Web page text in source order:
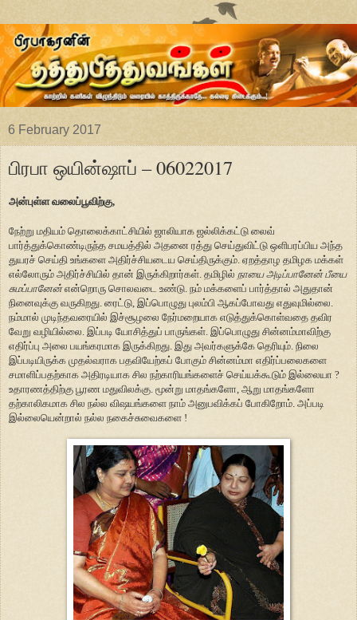
6 February 2017
பிரபா ஒயின்ஷாப் – 06022017
அன்புள்ள வலைப்பூவிற்கு,
நேற்று மதியம் தொலைக்காட்சியில் ஜாலியாக ஜல்லிக்கட்டு லைவ்
பார்த்துக்கொண்டிருந்த சமயத்தில் அதனை ரத்து செய்துவிட்டு ஒளிபரப்பிய அந்த
துயரச் செய்தி உங்களை அதிர்ச்சியடைய செய்திருக்கும். ஏறத்தாழ தமிழக மக்கள்
எல்லோரும் அதிர்ச்சியில் தான் இருக்கிறார்கள். தமிழில் நாயை அடிப்பானேன் பீயை
சுமப்பானேன்என்றொரு சொலவடை உண்டு. நம் மக்களைப் பார்த்தால் அதுதான்
நினைவுக்கு வருகிறது. ரைட்டு, இப்பொழுது புலம்பி ஆகப்போவது எதுவுமில்லை.
நம்மால் முடிந்தவரையில் இச்சூழலை நேர்மறையாக எடுத்துக்கொள்வதை தவிர
வேறு வழியில்லை. இப்படி யோசித்துப் பாருங்கள். இப்பொழுது சின்னம்மாவிற்கு
எதிர்ப்பு அலை பயங்கரமாக இருக்கிறது. இது அவர்களுக்கே தெரியும். நிலை
இப்படியிருக்க முதல்வராக பதவியேற்கப் போகும் சின்னம்மா எதிர்ப்பலைகளை
சமாளிப்பதற்காக அதிரடியாக சில நற்காரியங்களைச் செய்யக்கூடும் இல்லையா ?
உதாரணத்திற்கு பூரண மதுவிலக்கு. மூன்று மாதங்களோ, ஆறு மாதங்களோ
தற்காலிகமாக சில நல்ல விஷயங்களை நாம் அனுபவிக்கப் போகிறோம். அப்படி
இல்லையென்றால் நல்ல நகைச்சுவைகளை !